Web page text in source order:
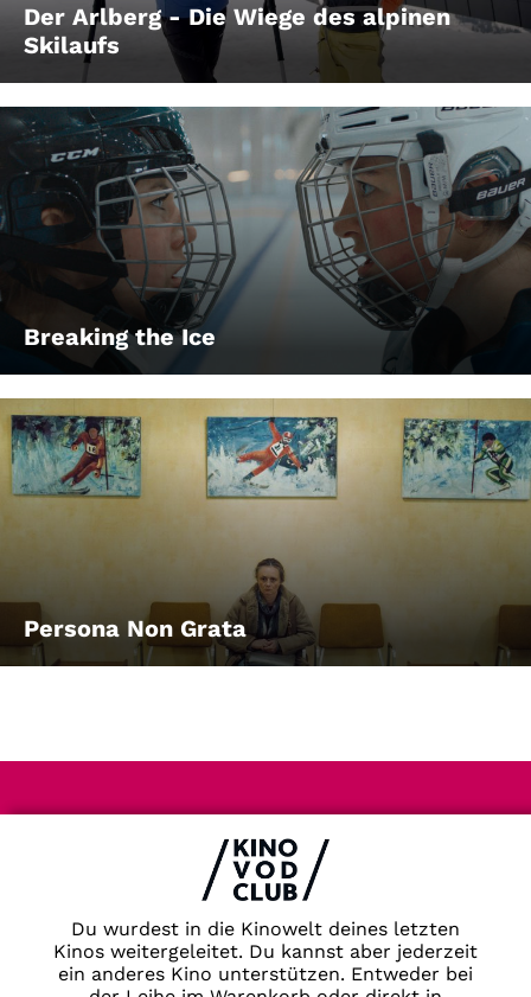
Du wurdest in die Kinowelt deines letzten
Kinos weitergeleitet. Du kannst aber jederzeit
ein anderes Kino unterstützen. Entweder bei
Der Arlberg - Die Wiege des alpinen
Skilaufs
Breaking the Ice
Persona Non Grata
AGB
Kontakt
Newsletter
Partner